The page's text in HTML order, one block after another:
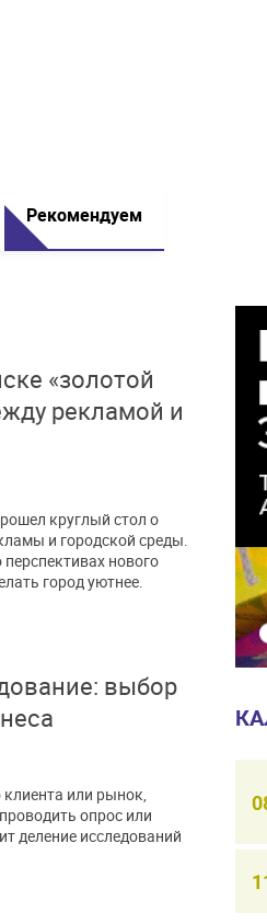
Рекомендуем
«золотой
рекламой и
круглый стол о
и городской среды.
нового
город уютнее.
выбор
клиента или рынок,
опрос или
деление исследований